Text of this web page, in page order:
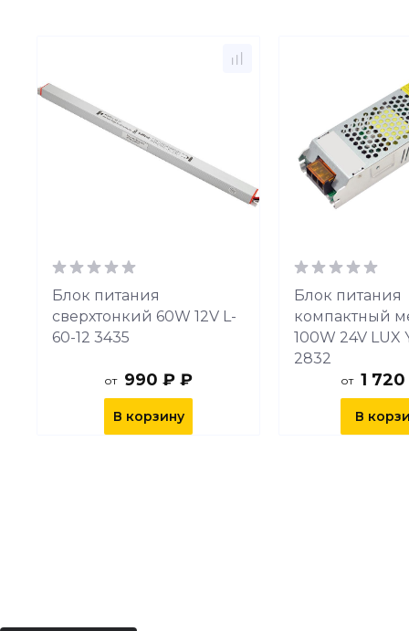
Блок питания
сверхтонкий 60W 12V L-
60-12 3435
от 990 ₽ ₽
В корзину
Блок питания
компактный
100W 24V LUX
2832
от 1
В